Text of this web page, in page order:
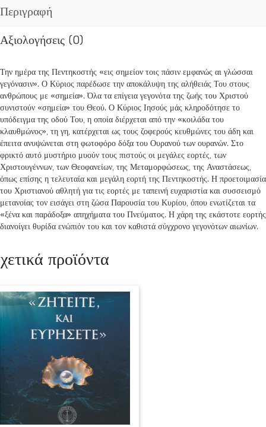
Περιγραφή
Αξιολογήσεις (0)
Την ημέρα της Πεντηκοστής «εις σημείον τοις πάσιν εμφανώς αι γλώσσαι
γεγόνασιν». Ο Κύριος παρέδωσε την αποκάλυψη της αλήθειάς Του στους
ανθρώπους με «σημεία». Όλα τα επίγεια γεγονότα της ζωής του Χριστού
συνιστούν «σημεία» του Θεού. Ο Κύριος Ιησούς μάς κληροδότησε το
υπόδειγμα της οδού Του, η οποία διέρχεται από την «κοιλάδα του
κλαυθμώνος», τη γη, κατέρχεται ως τους ζοφερούς κευθμώνες του άδη και
έπειτα ανυψώνεται στη φωτοφόρο δόξα του Ουρανού των ουρανών. Στο
φρικτό αυτό μυστήριο μυούν τους πιστούς οι μεγάλες εορτές, των
Χριστουγέννων, των Θεοφανείων, της Μεταμορφώσεως, της Αναστάσεως,
όπως επίσης η τελευταία και μεγάλη εορτή της Πεντηκοστής. Η προετοιμασία
του Χριστιανού αθλητή για τις εορτές με ταπεινή ευχαριστία και συσσεισμό
μετανοίας τον εισάγει στη ζώσα Παρουσία του Κυρίου, όπου ενωτίζεται τα
«ξένα και παράδοξα» απηχήματα του Πνεύματος. Η χάρη της εκάστοτε εορτής
διανοίγει θυρίδα ενώπιόν του και τον καθιστά σύγχρονο γεγονότων αιωνίων.
προϊόντα